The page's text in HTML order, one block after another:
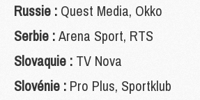
Russie : Quest Media, Okko
Serbie :Arena Sport, RTS
Slovaquie : TV Nova
Slovénie : Pro Plus, Sportklub